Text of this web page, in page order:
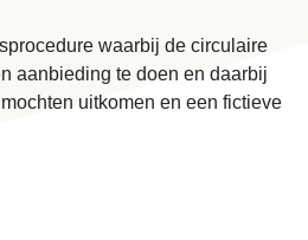
waarbij de circulaire
aanbieding te doen en daarbij
uitkomen en een fictieve